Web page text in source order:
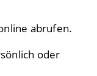
abrufen.
oder